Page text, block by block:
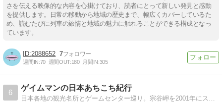
さを伝える映像的な内容を心掛けており、読者にとって新しい発見と感動
を提供します。日常の移動から地域の歴史まで、幅広くカバーしているた
め、読むたびに列車の旅情と地域の魅力に触れることができる構成となっ
ています。
2088652 7
週間IN:70 週間OUT:180 月間IN:305
6
ゲイムマンの日本あちこち紀行
日本各地の観光名所とゲームセンター巡り。宗谷岬を2001年にスタートし、18年かかってようやく京都府到達！